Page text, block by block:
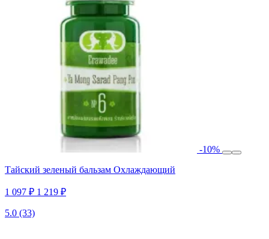
-10%
Тайский зеленый бальзам Охлаждающий
1 097 ₽ 1 219 ₽
5.0 (33)